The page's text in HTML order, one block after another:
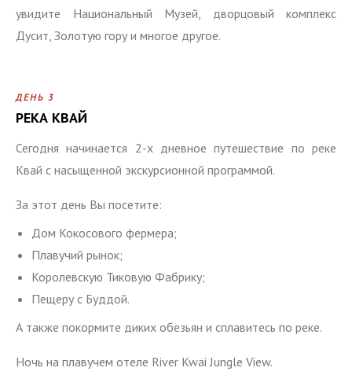
увидите Национальный Музей, дворцовый комплекс
Дусит, Золотую гору и многое другое.
ДЕНЬ 3
РЕКА КВАЙ
Сегодня начинается 2-х дневное путешествие по реке
Квай с насыщенной экскурсионной программой.
За этот день Вы посетите:
Дом Кокосового фермера;
Плавучий рынок;
Королевскую Тиковую Фабрику;
Пещеру с Буддой.
А также покормите диких обезьян и сплавитесь по реке.
Ночь на плавучем отеле River Kwai Jungle View.